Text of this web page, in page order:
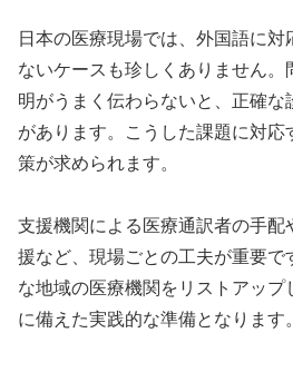
日本の医療現場では、外国語に
ないケースも珍しくありません。
明がうまく伝わらないと、正確
があります。こうした課題に対
策が求められます。
支援機関による医療通訳者の手配
援など、現場ごとの工夫が重要で
な地域の医療機関をリストアッ
に備えた実践的な準備となります。